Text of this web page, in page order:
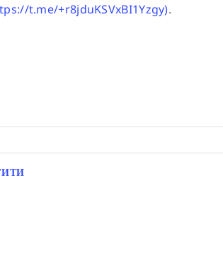
t.me/+r8jduKSVxBI1Yzgy).